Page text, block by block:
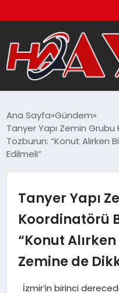
DÜNYA
EKONOMI
MAGAZIN
SAĞLIK
SIYASET
Ana Sayfa Gündem
Tanyer Yapı Zemin
Tozburun: “Konut Alırken
Edilmeli”
Tanyer Yapı
Koordinatörü
“Konut
Zemine de
İzmir’in birinci